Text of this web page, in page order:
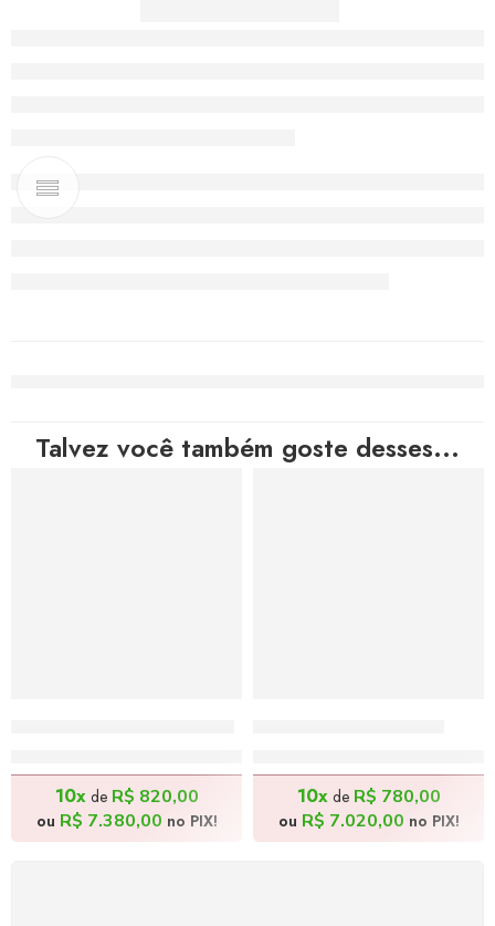
Talvez você também goste desses...
10xde R$ 820,00
ou R$ 7.380,00 no PIX!
10xde R$ 780,00
ou R$ 7.020,00 no PIX!